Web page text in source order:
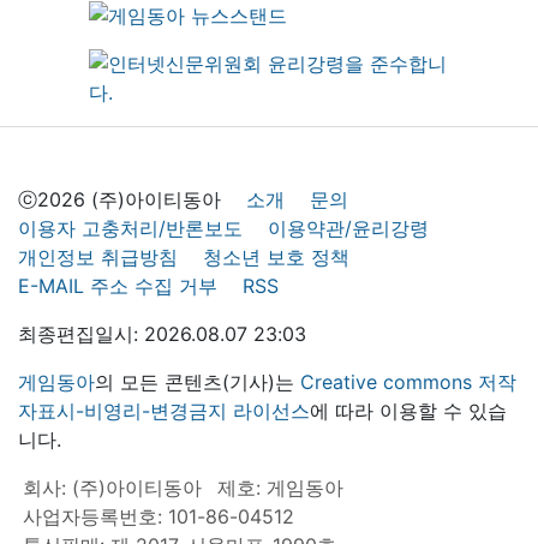
ⓒ2026 (주)아이티동아 소개
문의
이용자 고충처리/반론보도
이용약관/윤리강령
개인정보 취급방침
청소년 보호 정책
E-MAIL 주소 수집 거부
RSS
최종편집일시: 2026.08.07 23:03
게임동아의 모든 콘텐츠(기사)는 Creative commons 저작
자표시-비영리-변경금지 라이선스에 따라 이용할 수 있습
니다.
회사: (주)아이티동아
제호: 게임동아
사업자등록번호: 101-86-04512